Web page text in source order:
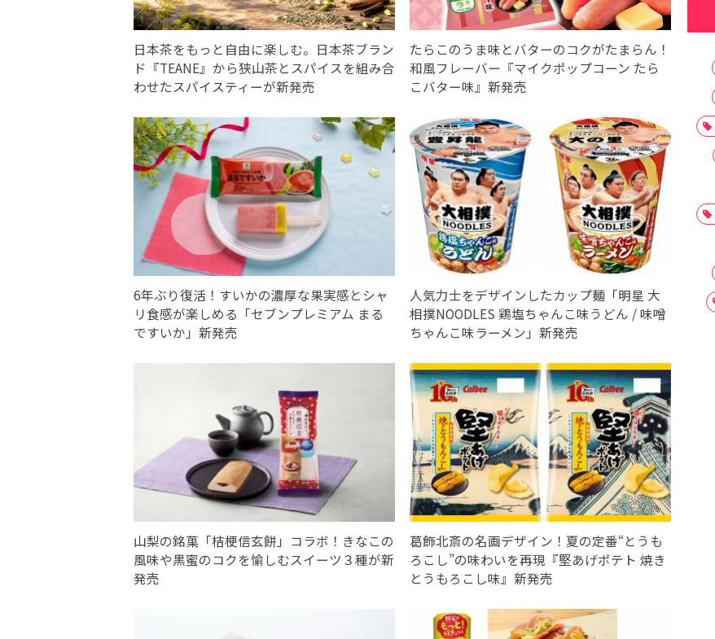
日本茶をもっと自由に楽しむ。日本茶ブラン
ド『TEANE』から狭山茶とスパイスを組み合
わせたスパイスティーが新発売
たらこのうま味とバターのコクがたまらん！
和風フレーバー『マイクポップコーン たら
こバター味』新発売
6年ぶり復活！すいかの濃厚な果実感とシャ
リ食感が楽しめる「セブンプレミアム まる
ですいか」新発売
人気力士をデザインしたカップ麺「明星 大
相撲NOODLES 鶏塩ちゃんこ味うどん / 味噌
ちゃんこ味ラーメン」新発売
山梨の銘菓「桔梗信玄餅」コラボ！きなこの
風味や黒蜜のコクを愉しむスイーツ３種が新
発売
葛飾北斎の名画デザイン！夏の定番“とうも
ろこし”の味わいを再現『堅あげポテト 焼き
とうもろこし味』新発売